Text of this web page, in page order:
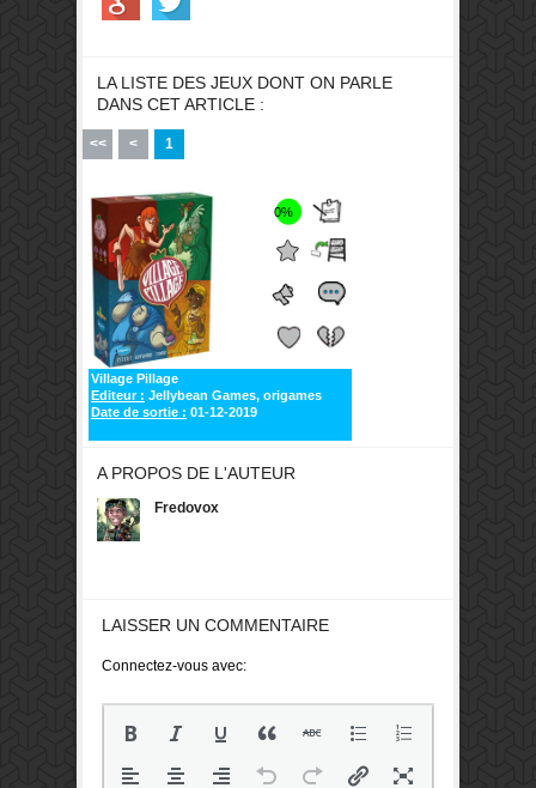
LA LISTE DES JEUX DONT ON PARLE
DANS CET ARTICLE :
<< < 1
0%
Village Pillage
Editeur : Jellybean Games, origames
Date de sortie : 01-12-2019
A PROPOS DE L'AUTEUR
Fredovox
LAISSER UN COMMENTAIRE
Connectez-vous avec: